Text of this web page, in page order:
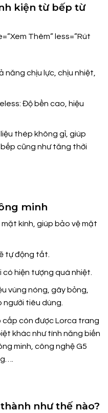
kiện từ bếp từ
Thêm” less=”Rút
chịu lực, chịu nhiệt,
Độ bền cao, hiệu
thép không gỉ, giúp
cũng như tăng thời
minh
kính, giúp bảo vệ mặt
tự động tắt.
hiện tượng quá nhiệt.
vùng nóng, gây bỏng,
tiêu dùng.
cấp còn được Lorca trang
khác như tính năng biến
minh, công nghệ G5
như thế nào?